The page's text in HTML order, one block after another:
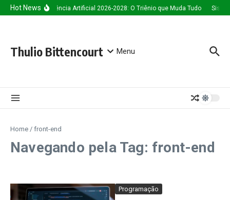
Ir para o conteúdo
Hot NewsInteligência Artificial 2026-2028: O Triênio que Muda Tudo
Thulio Bittencourt Menu
Home / front-end
Navegando pela Tag: front-end
Programação